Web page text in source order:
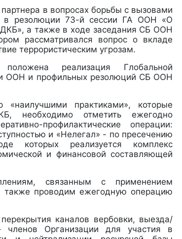
в вопросах борьбы с вызовами
в резолюции 73-й сессии ГА ООН «О
а также в ходе заседания СБ ООН
рассматривался вопрос о вкладе
террористическим угрозам.
реализация Глобальной
ООН и профильных резолюций СБ ООН
«наилучшими практиками», которые
необходимо отметить ежегодно
профилактические операции:
и «Нелегал» - по пресечению
которых реализуется комплекс
и финансовой составляющей
связанным с применением
также проводим ежегодную операцию
каналов вербовки, выезда/
членов Организации для участия в